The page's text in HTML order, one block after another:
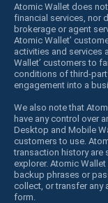
Atomic Wallet does
financial services, nor
brokerage or agent
Atomic Wallet’
activities and services
Wallet’ customers to
conditions of third-
engagement into a
We also note that
have any control over
Desktop and Mobile
customers to use.
transaction history are
explorer. Atomic
backup phrases or
collect, or transfer any
form.